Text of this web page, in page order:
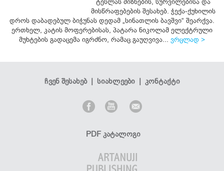
მისწრაფებების შესახებ. ჭექა-ქუხილის
დროს დაბადებულ ბიჭუნას დედამ „სინათლის ბავშვი“ შეარქვა.
ერთხელ, კატის მოფერებისას, პატარა ნიკოლამ ელექტრული
მუხტების გადაცემა იგრძნო, რამაც გაუღვივა... ვრცლად >
ჩვენ შესახებ| სიახლეები| კონტაქტი
PDF კატალოგი